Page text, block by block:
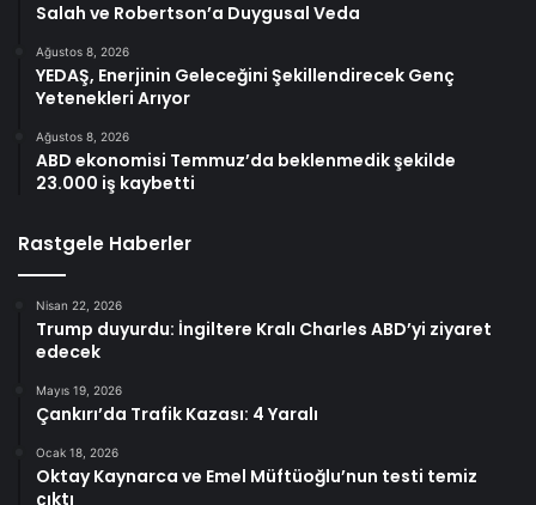
Salah ve Robertson’a Duygusal Veda
Ağustos 8, 2026
YEDAŞ, Enerjinin Geleceğini Şekillendirecek Genç
Yetenekleri Arıyor
Ağustos 8, 2026
ABD ekonomisi Temmuz’da beklenmedik şekilde
23.000 iş kaybetti
Rastgele Haberler
Nisan 22, 2026
Trump duyurdu: İngiltere Kralı Charles ABD’yi ziyaret
edecek
Mayıs 19, 2026
Çankırı’da Trafik Kazası: 4 Yaralı
Ocak 18, 2026
Oktay Kaynarca ve Emel Müftüoğlu’nun testi temiz
çıktı